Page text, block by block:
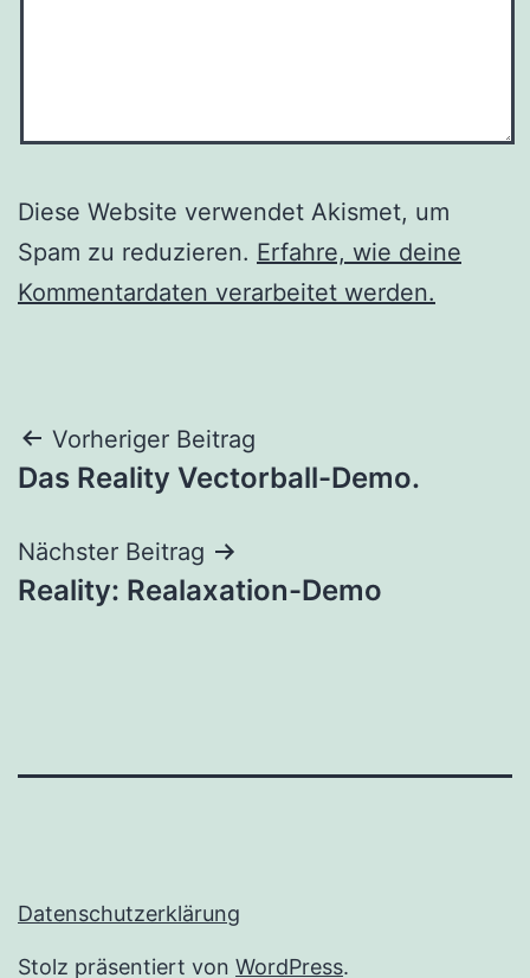
Diese Website verwendet Akismet, um
Spam zu reduzieren. Erfahre, wie deine
Kommentardaten verarbeitet werden.
Beitragsnavigation
Vorheriger Beitrag
Das Reality Vectorball-Demo.
Nächster Beitrag
Reality: Realaxation-Demo
Datenschutzerklärung
Stolz präsentiert von WordPress.